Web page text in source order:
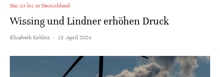
Das ist los in Deutschland
Wissing und Lindner erhöhen Druck
Elisabeth Koblitz · 13. April 2024